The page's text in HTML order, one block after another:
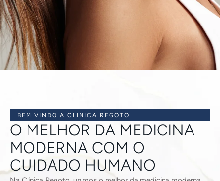
BEM VINDO A CLINICA REGOTO
O MELHOR DA MEDICINA
MODERNA COM O
CUIDADO HUMANO